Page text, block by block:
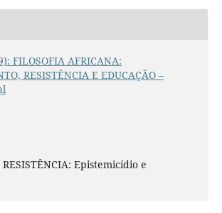
FILOSOFIA AFRICANA:
RESISTÊNCIA E EDUCAÇÃO –
RESISTÊNCIA: Epistemicídio e